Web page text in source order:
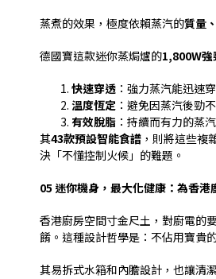
蒸煮的效果，極度依賴蒸汽的質量
德國寶這款迷你蒸焗爐的1,800W強
快速穿透 ：強力蒸汽能迅速
溫度恆定 ：避免因蒸汽後勁
有效脫脂 ：持續而有力的蒸
其43款預設智能食譜 ，則將這些複
決「不懂控制火候」的難題。
05 迷你機身，最大化健康：為香港
香港廚房空間寸金尺土，對廚電的
餚。這種設計哲學是：不佔用寶貴
其易拆式水箱和內膽設計，也讓清